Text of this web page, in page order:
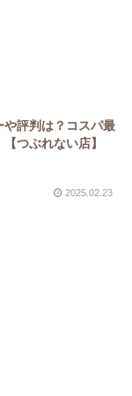
や評判は？コスパ最
つぶれない店】
2025.02.23